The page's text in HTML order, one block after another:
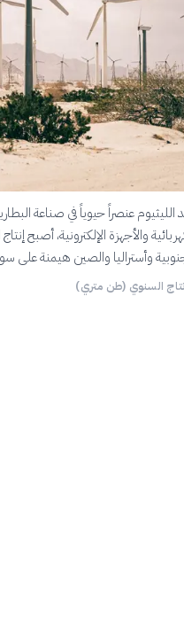
الليثيوم عنصراً حيوياً في صناعة
والأجهزة الإلكترونية، أصبح
وأستراليا والصين هيمنة على
السنوي (طن متري)